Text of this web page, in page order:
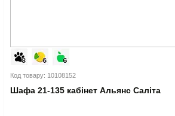
Код товару: 10108152
Шафа 21-135 кабінет Альянс Саліта